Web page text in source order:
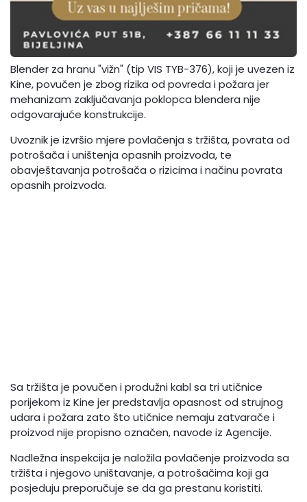
Blender za hranu "vižn" (tip VIS TYB-376), koji je uvezen iz
Kine, povučen je zbog rizika od povreda i požara jer
mehanizam zaključavanja poklopca blendera nije
odgovarajuće konstrukcije.
Uvoznik je izvršio mjere povlačenja s tržišta, povrata od
potrošača i uništenja opasnih proizvoda, te
obavještavanja potrošača o rizicima i načinu povrata
opasnih proizvoda.
Sa tržišta je povučen i produžni kabl sa tri utičnice
porijekom iz Kine jer predstavlja opasnost od strujnog
udara i požara zato što utičnice nemaju zatvarače i
proizvod nije propisno označen, navode iz Agencije.
Nadležna inspekcija je naložila povlačenje proizvoda sa
tržišta i njegovo uništavanje, a potrošačima koji ga
posjeduju preporučuje se da ga prestanu koristiti.